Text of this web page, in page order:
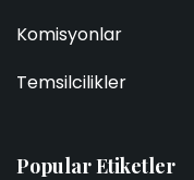
Komisyonlar
Temsilcilikler
Popular Etiketler